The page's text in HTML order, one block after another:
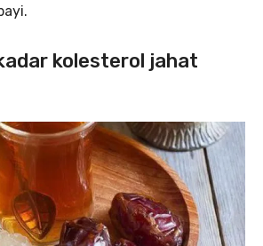
kolesterol jahat